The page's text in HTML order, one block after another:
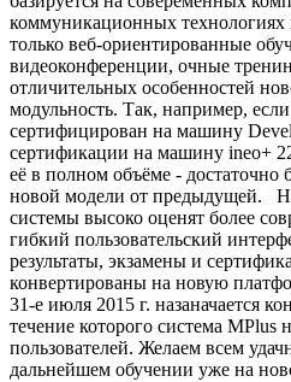
коммуникационных технологиях
только веб-ориентированные
видеоконференции, очные
отличительных особенностей
модульность. Так, например,
сертифицирован на машину
сертификации на машину ineo+
её в полном объёме - достаточно
новой модели от предыдущей.
системы высоко оценят более
гибкий пользовательский
результаты, экзамены и
конвертированы на новую
31-е июля 2015 г. назаначается
течение которого система MPlus
пользователей. Желаем всем
дальнейшем обучении уже на